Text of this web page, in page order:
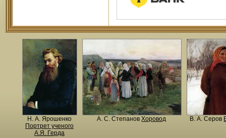
Н. A. Ярошенко
Портрет ученого
А.Я. Герда
А. С. СтепановХоровод В. А. Серов